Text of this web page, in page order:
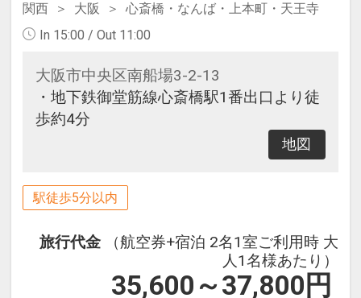
関西 大阪
心斎橋・なんば・上本町・天王寺
In 15:00 / Out 11:00
大阪市中央区南船場3-2-13
・地下鉄御堂筋線心斎橋駅1番出口より徒
歩約4分
地図
駅徒歩5分以内
旅行代金
（航空券+宿泊 2名1室ご利用時 大
人1名様あたり）
35,600～37,800 円